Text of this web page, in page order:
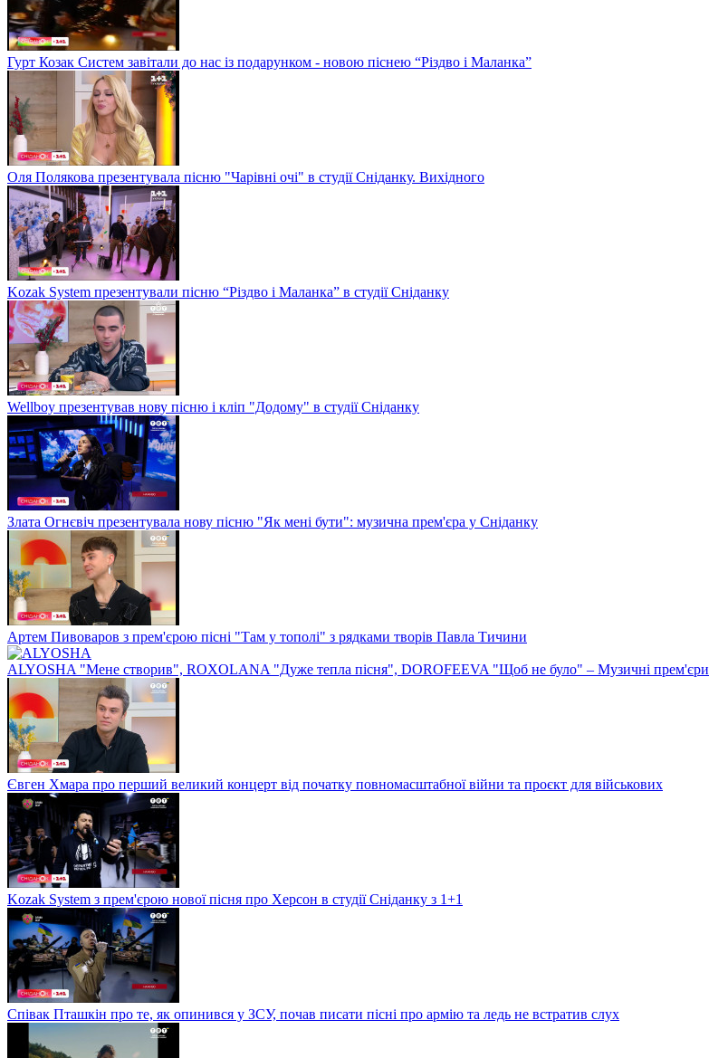
Гурт Козак Систем завітали до нас із подарунком - новою піснею “Різдво і Маланка”
Оля Полякова презентувала пісню "Чарівні очі" в студії Сніданку. Вихідного
Kozak System презентували пісню “Різдво і Маланка” в студії Сніданку
Wellboy презентував нову пісню і кліп "Додому" в студії Сніданку
Злата Огнєвіч презентувала нову пісню "Як мені бути": музична прем'єра у Сніданку
Артем Пивоваров з прем'єрою пісні "Там у тополі" з рядками творів Павла Тичини
ALYOSHA "Мене створив", ROXOLANA "Дуже тепла пісня", DOROFEEVA "Щоб не було" – Музичні прем'єри
Євген Хмара про перший великий концерт від початку повномасштабної війни та проєкт для військових
Kozak System з прем'єрою нової пісня про Херсон в студії Сніданку з 1+1
Співак Пташкін про те, як опинився у ЗСУ, почав писати пісні про армію та ледь не встратив слух